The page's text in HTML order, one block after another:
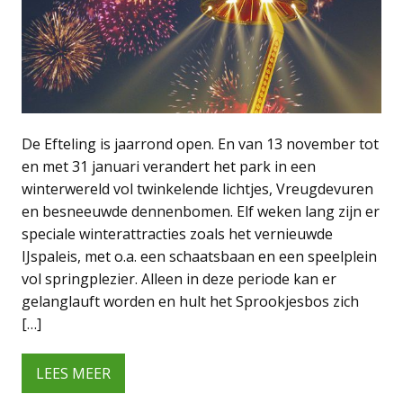
De Efteling is jaarrond open. En van 13 november tot
en met 31 januari verandert het park in een
winterwereld vol twinkelende lichtjes, Vreugdevuren
en besneeuwde dennenbomen. Elf weken lang zijn er
speciale winterattracties zoals het vernieuwde
IJspaleis, met o.a. een schaatsbaan en een speelplein
vol springplezier. Alleen in deze periode kan er
gelanglauft worden en hult het Sprookjesbos zich
[…]
LEES MEER